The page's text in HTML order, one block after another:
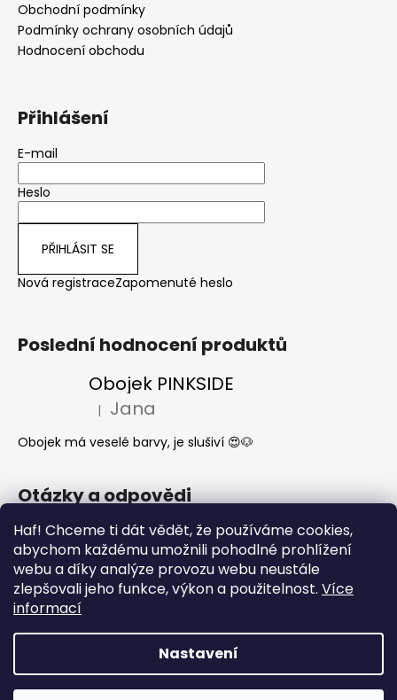
Haf! Chceme ti dát vědět, že používáme cookies,
abychom každému umožnili pohodlné prohlížení
webu a díky analýze provozu webu neustále
zlepšovali jeho funkce, výkon a použitelnost. Více
informací
Nastavení
Obchodní podmínky
Podmínky ochrany osobních údajů
Hodnocení obchodu
Přihlášení
E-mail
Heslo
PŘIHLÁSIT SE
Nová registraceZapomenuté heslo
Poslední hodnocení produktů
Obojek PINKSIDE
Hodnocení produktu je 5 z 5 hvězdiček.
| Jana
Obojek má veselé barvy, je slušiví 😍🐶
Otázky a odpovědi
Jak se start o látkové obojky a vodítka?
Kdy mi dorazí moje objednávka?
Nejčastější dotazy- Co může a nemůže
pes jíst
Copyright 2026What the DOG. Všechna práva